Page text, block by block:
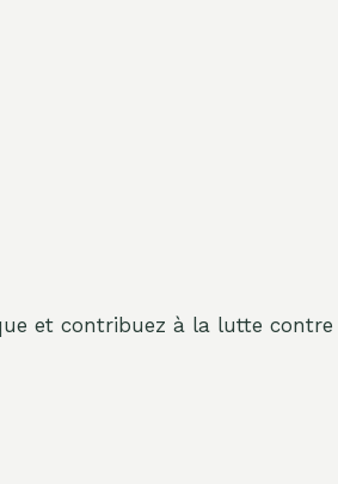
et contribuez à la lutte